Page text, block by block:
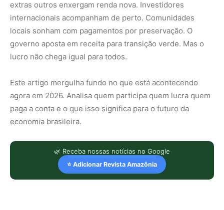
extras outros enxergam renda nova. Investidores
internacionais acompanham de perto. Comunidades
locais sonham com pagamentos por preservação. O
governo aposta em receita para transição verde. Mas o
lucro não chega igual para todos.
Este artigo mergulha fundo no que está acontecendo
agora em 2026. Analisa quem participa quem lucra quem
paga a conta e o que isso significa para o futuro da
economia brasileira.
🌿 Receba nossas notícias no Google
⭐ Adicionar Revista Amazônia